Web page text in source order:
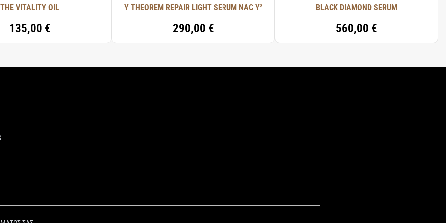
THE VITALITY OIL
135,00 €
Y THEOREM REPAIR LIGHT SERUM NAC Y²
290,00 €
BLACK DIAMOND SERUM
560,00 €